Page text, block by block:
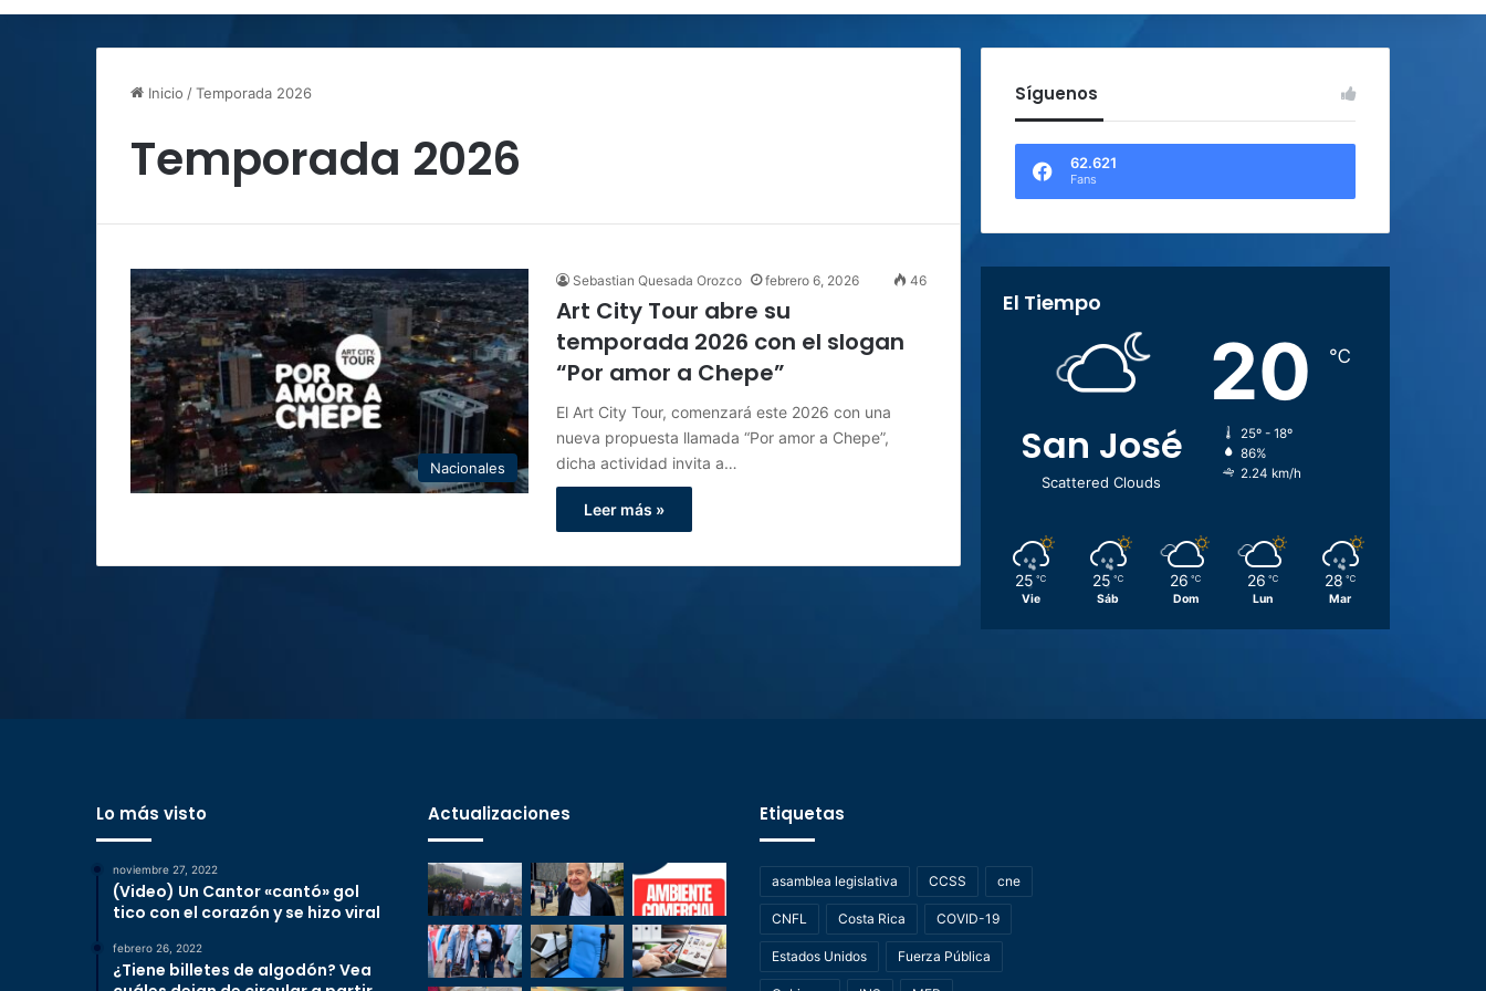
Inicio /Temporada 2026
Temporada 2026
Nacionales
Sebastian Quesada Orozco febrero 6, 2026 46
Art City Tour abre su
temporada 2026 con el slogan
“Por amor a Chepe”
El Art City Tour, comenzará este 2026 con una
nueva propuesta llamada “Por amor a Chepe”,
dicha actividad invita a…
Leer más »
Síguenos
62.621
Fans
El Tiempo
San José
Scattered Clouds
20 ℃
25º - 18º
86%
2.24 km/h
25 ℃
Vie
25 ℃
Sáb
26 ℃
Dom
26 ℃
Lun
28 ℃
Mar
Lo más visto
noviembre 27, 2022
(Video) Un Cantor «cantó» gol
tico con el corazón y se hizo viral
febrero 26, 2022
¿Tiene billetes de algodón? Vea
Actualizaciones Etiquetas
asamblea legislativa CCSS cne
CNFL Costa Rica COVID-19
Estados Unidos Fuerza Pública